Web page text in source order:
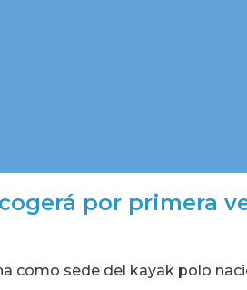
por primera
como sede del kayak polo